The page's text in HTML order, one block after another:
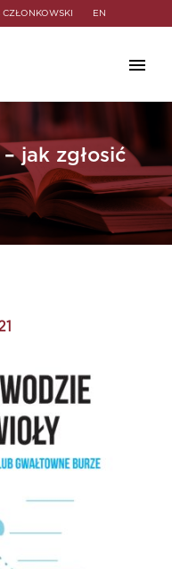
CZŁONKOWSKI EN
jak zgłosić